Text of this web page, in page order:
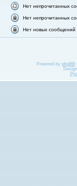
Нет непрочитанных
Нет непрочитанных
Нет новых сообщений
Powered by phpBB